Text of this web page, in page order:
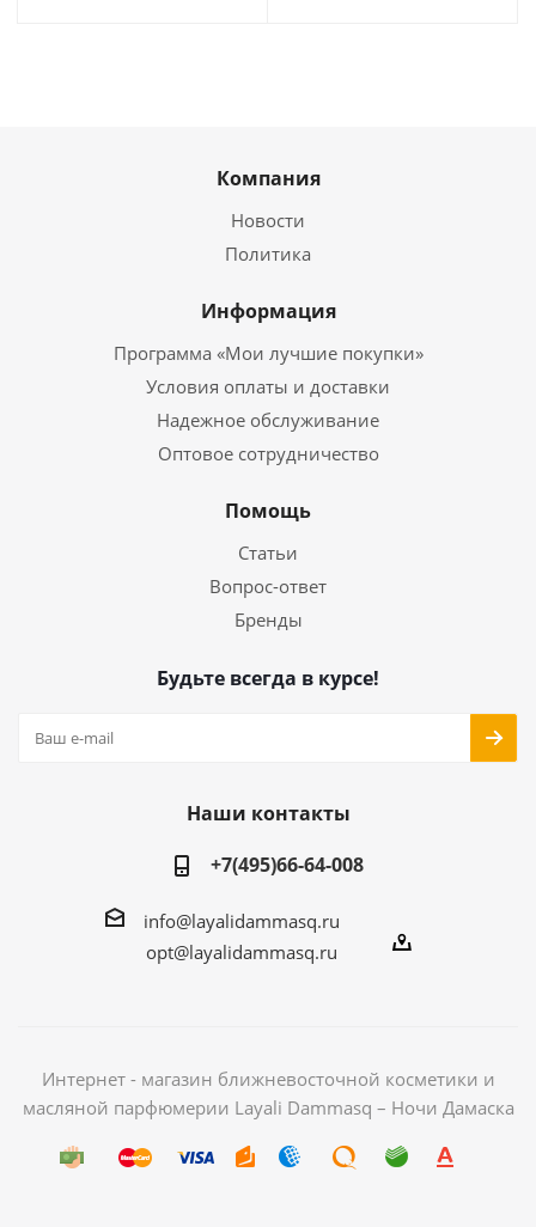
Компания
Новости
Политика
Информация
Программа «Мои лучшие покупки»
Условия оплаты и доставки
Надежное обслуживание
Оптовое сотрудничество
Помощь
Статьи
Вопрос-ответ
Бренды
Будьте всегда в курсе!
Наши контакты
+7(495)66-64-008
info@layalidammasq.ru
opt@layalidammasq.ru
Интернет - магазин ближневосточной косметики и
масляной парфюмерии Layali Dammasq – Ночи Дамаска